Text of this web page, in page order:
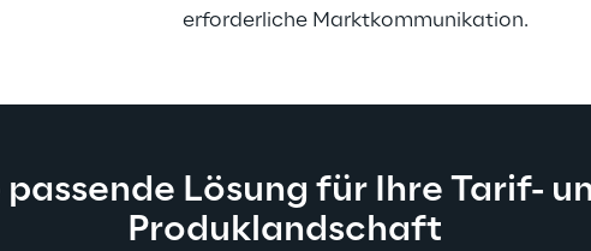
erforderliche Marktkommunikation.
passende Lösung für Ihre Tarif-
Produklandschaft